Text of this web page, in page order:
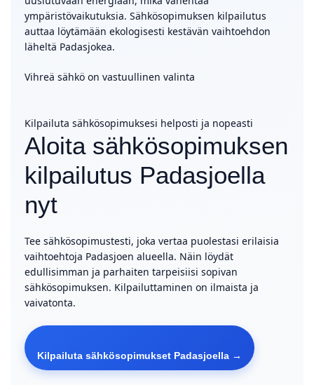
ympäristövaikutuksia. Sähkösopimuksen kilpailutus
auttaa löytämään ekologisesti kestävän vaihtoehdon
läheltä Padasjokea.
Vihreä sähkö on vastuullinen valinta
Kilpailuta sähkösopimuksesi helposti ja nopeasti
Aloita sähkösopimuksen
kilpailutus Padasjoella
nyt
Tee sähkösopimustesti, joka vertaa puolestasi erilaisia
vaihtoehtoja Padasjoen alueella. Näin löydät
edullisimman ja parhaiten tarpeisiisi sopivan
sähkösopimuksen. Kilpailuttaminen on ilmaista ja
vaivatonta.
Kilpailuta sähkösopimukset Padasjoella →